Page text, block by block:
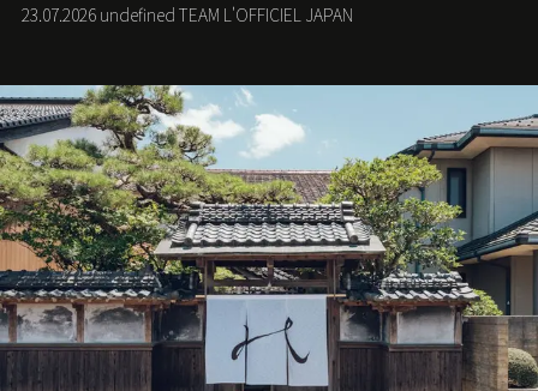
23.07.2026 undefined TEAM L'OFFICIEL JAPAN